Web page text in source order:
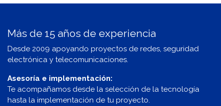
Más de 15 años de experiencia
Desde 2009 apoyando proyectos de redes, seguridad
electrónica y telecomunicaciones.
Asesoría e implementación:
Te acompañamos desde la selección de la tecnología
hasta la implementación de tu proyecto.